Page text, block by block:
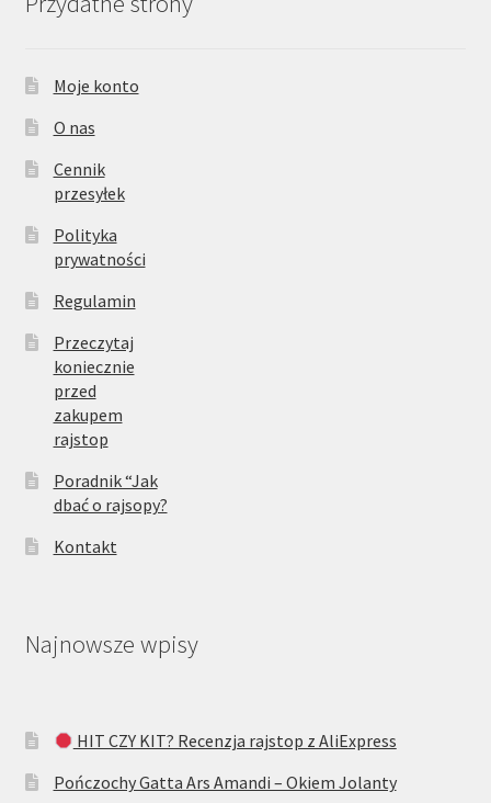
Moje konto
O nas
Cennik
przesyłek
Polityka
prywatności
Regulamin
Przeczytaj
koniecznie
przed
zakupem
rajstop
Poradnik “Jak
dbać o rajsopy?
Kontakt
Najnowsze wpisy
HIT CZY KIT? Recenzja rajstop z AliExpress
Pończochy Gatta Ars Amandi – Okiem Jolanty